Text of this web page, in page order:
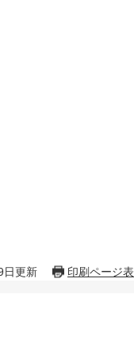
日更新 印刷ページ